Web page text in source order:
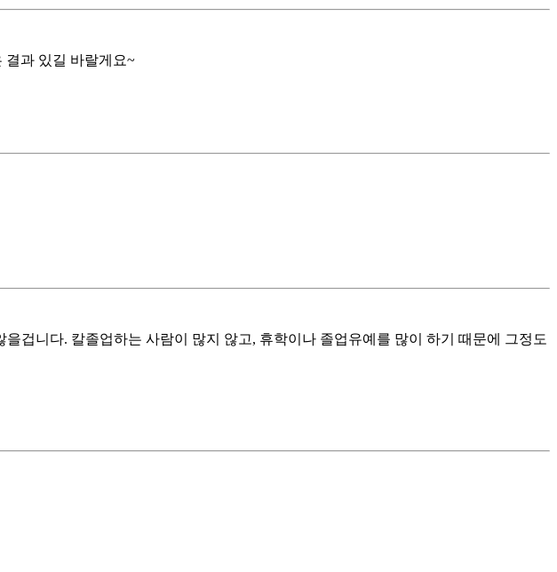
결과 있길 바랄게요~
겁니다. 칼졸업하는 사람이 많지 않고, 휴학이나 졸업유예를 많이 하기 때문에 그정도